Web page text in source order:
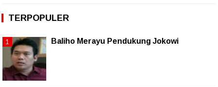
TERPOPULER
Baliho Merayu Pendukung Jokowi